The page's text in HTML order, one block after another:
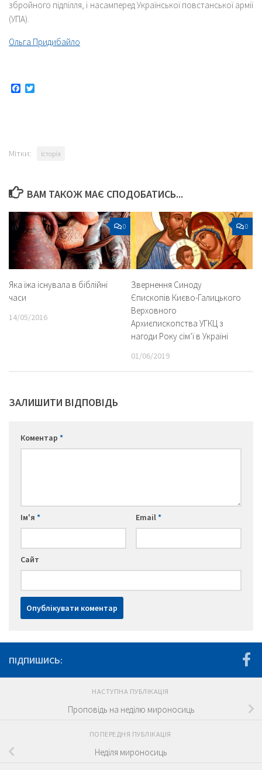
збройного підпілля, і насамперед Української повстанської армії
(УПА).
Ольга Придибайло
Facebook
Мітки: Історія
ВАМ ТАКОЖ МАЄ СПОДОБАТИСЬ...
0
Яка їжа існувала в біблійні
часи
14/05/2016
0
Звернення Синоду
Єпископів Києво-Галицького
Верховного
Архиєпископства УГКЦ з
нагоди Року сім’ї в Україні
01/06/2019
ЗАЛИШИТИ ВІДПОВІДЬ
Коментар *
Ім'я * Email*
Сайт
ПІДПИШИСЬ:
НАСТУПНА ПУБЛІКАЦІЯ
Проповідь на неділю мироносиць
ПОПЕРЕДНЯ ПУБЛІКАЦІЯ
Неділя мироносиць